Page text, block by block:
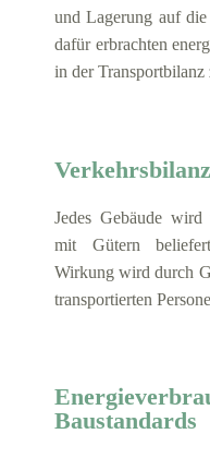
und Lagerung auf
dafür erbrachten
in der Transportbilanz
Verkehrsbilanz
Jedes Gebäude
mit Gütern
Wirkung wird durch
transportierten
Baustandards